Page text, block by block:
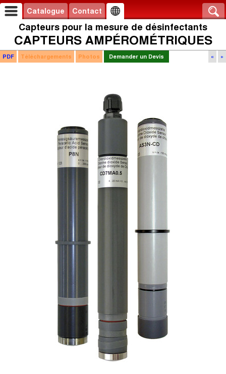
Catalogue Contact
Capteurs pour la mesure de désinfectants
CAPTEURS AMPÉROMÉTRIQUES
« »
PDF Téléchargements Photos Demander un Devis